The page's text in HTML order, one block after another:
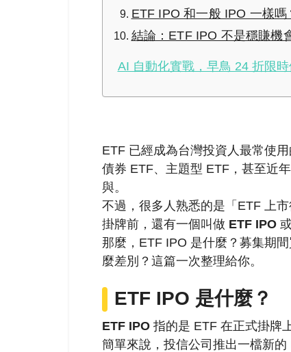
ETF IPO 和一般 IPO 一樣嗎
結論：ETF IPO 不是穩賺機
AI 自動化實戰，早鳥 24 折限
ETF 已經成為台灣投資人最常使
債券 ETF、主題型 ETF，甚至近
與。
不過，很多人熟悉的是「ETF 上
掛牌前，還有一個叫做 ETF IPO
那麼，ETF IPO 是什麼？募集期
麼差別？這篇一次整理給你。
ETF IPO 是什麼？
ETF IPO指的是 ETF 在正式掛牌
簡單來說，投信公司推出一檔新